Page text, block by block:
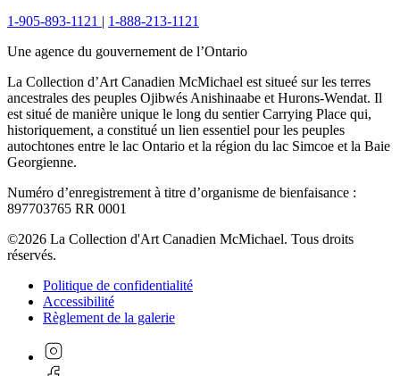
1-905-893-1121 | 1-888-213-1121
Une agence du gouvernement de l’Ontario
La Collection d’Art Canadien McMichael est situeé sur les terres
ancestrales des peuples Ojibwés Anishinaabe et Hurons-Wendat. Il
est situé de manière unique le long du sentier Carrying Place qui,
historiquement, a constitué un lien essentiel pour les peuples
autochtones entre le lac Ontario et la région du lac Simcoe et la Baie
Georgienne.
Numéro d’enregistrement à titre d’organisme de bienfaisance :
897703765 RR 0001
©2026 La Collection d'Art Canadien McMichael. Tous droits
réservés.
Politique de confidentialité
Accessibilité
Règlement de la galerie